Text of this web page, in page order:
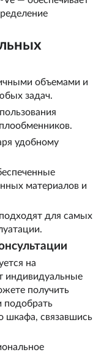
объемами и
задач.
удобному
материалов и
для самых
на
индивидуальные
получить
подобрать
шкафа, связавшись